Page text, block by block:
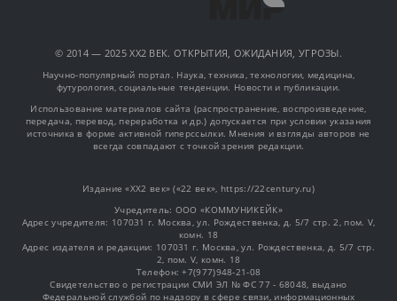
© 2014 — 2025 XX2 ВЕК. ОТКРЫТИЯ, ОЖИДАНИЯ, УГРОЗЫ.
Научно-популярный портал. Наука, техника, технологии, медицина,
футурология, социальные тенденции. Новости и публикации.
Использование материалов сайта (распространение, воспроизведение,
передача, перевод, переработка и др.) допускается при условии указания
источника в форме активной гиперссылки. Мнения и взгляды авторов не
всегда совпадают с точкой зрения редакции.
Издание «XX2 век» («22 век», https://22century.ru)
Учредитель: OOO «КОММУНИКЕЙК»
Адрес учредителя: 107031 г. Москва, ул. Рождественка, д. 5/7 стр. 2, пом. V,
комн. 18
Адрес издателя и редакции: 107031 г. Москва, ул. Рождественка, д. 5/7 стр.
2, пом. V, комн. 18
Телефон: +7(977)948-21-08
Свидетельство о регистрации СМИ ЭЛ № ФС 77 - 68048, выдано
Федеральной службой по надзору в сфере связи, информационных